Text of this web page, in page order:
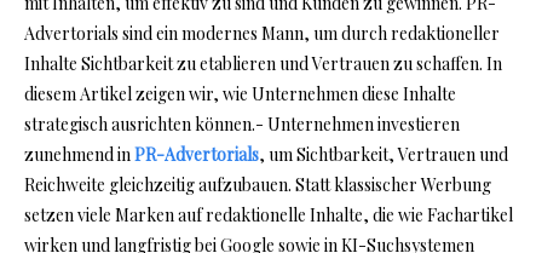
Advertorials sind ein modernes Mann, um durch redaktioneller
Inhalte Sichtbarkeit zu etablieren und Vertrauen zu schaffen. In
diesem Artikel zeigen wir, wie Unternehmen diese Inhalte
strategisch ausrichten können.- Unternehmen investieren
zunehmend inPR-Advertorials, um Sichtbarkeit, Vertrauen und
Reichweite gleichzeitig aufzubauen. Statt klassischer Werbung
setzen viele Marken auf redaktionelle Inhalte, die wie Fachartikel
wirken und langfristig bei Google sowie in KI-Suchsystemen